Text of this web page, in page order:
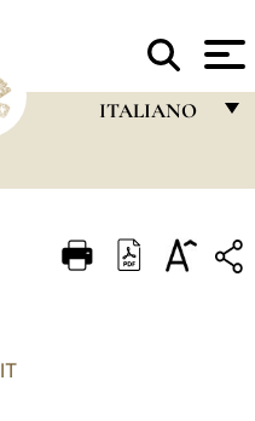
ITALIANO
ITALIANO
IT